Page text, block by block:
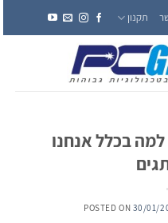
תקנון
בכלל אנחנו
POSTED ON 30/01/